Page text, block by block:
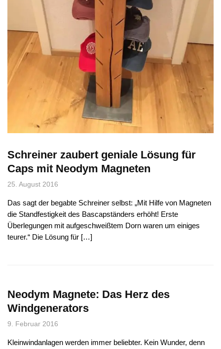
Schreiner zaubert geniale Lösung für
Caps mit Neodym Magneten
25. August 2016
Das sagt der begabte Schreiner selbst: „Mit Hilfe von Magneten
die Standfestigkeit des Bascapständers erhöht! Erste
Überlegungen mit aufgeschweißtem Dorn waren um einiges
teurer.“ Die Lösung für […]
Neodym Magnete: Das Herz des
Windgenerators
9. Februar 2016
Kleinwindanlagen werden immer beliebter. Kein Wunder, denn